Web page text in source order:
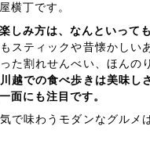
横丁です。
しみ方は、なんといって
スティックや昔懐かしい
た割れせんべい、ほんの
川越での食べ歩きは美味し
面にも注目です。
で味わうモダンなグルメ